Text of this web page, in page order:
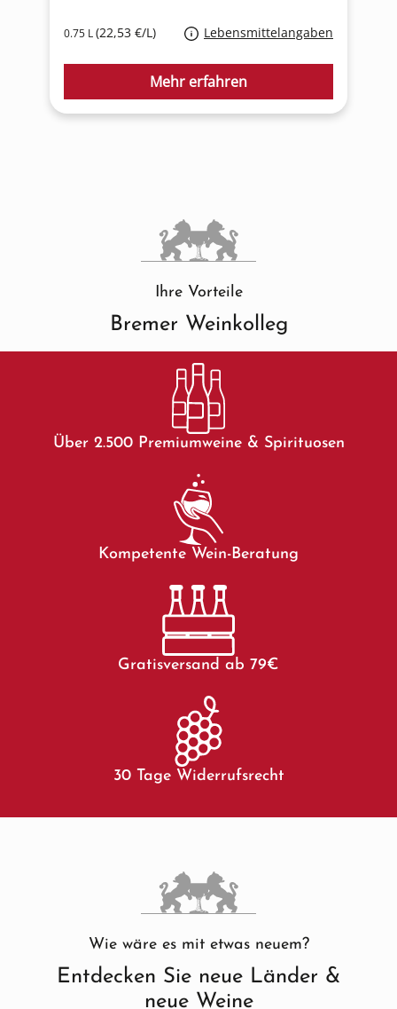
0.75 L(22,53 €/L) Lebensmittelangaben
Mehr erfahren
Ihre Vorteile
Bremer Weinkolleg
Über 2.500 Premiumweine & Spirituosen
Kompetente Wein-Beratung
Gratisversand ab 79€
30 Tage Widerrufsrecht
Wie wäre es mit etwas neuem?
Entdecken Sie neue Länder &
neue Weine